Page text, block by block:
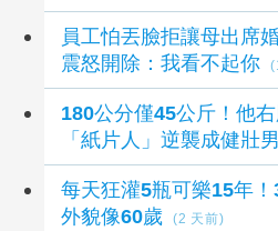
員工怕丟臉拒讓母出席
震怒開除：我看不起你
180公分僅45公斤！他
「紙片人」逆襲成健壯男
每天狂灌5瓶可樂15年
外貌像60歲
(2 天前)